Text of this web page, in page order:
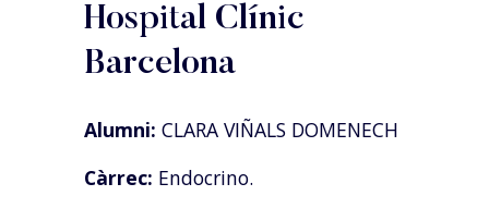
Hospital Clínic
Barcelona
Alumni: CLARA VIÑALS DOMENECH
Càrrec: Endocrino.